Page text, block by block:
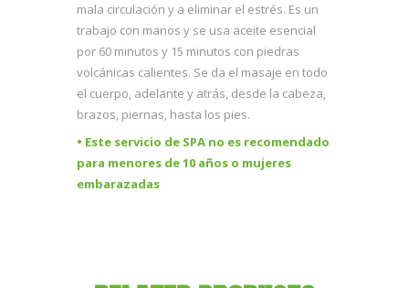
mala circulación y a eliminar el estrés. Es un
trabajo con manos y se usa aceite esencial
por 60 minutos y 15 minutos con piedras
volcánicas calientes. Se da el masaje en todo
el cuerpo, adelante y atrás, desde la cabeza,
brazos, piernas, hasta los pies.
• Este servicio de SPA no es recomendado
para menores de 10 años o mujeres
embarazadas